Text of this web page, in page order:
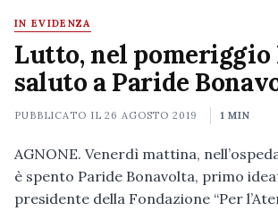
IN EVIDENZA
Lutto, nel pomeriggio
saluto a Paride
PUBBLICATO IL26 AGOSTO 2019 1 MIN
AGNONE. Venerdì mattina,
è spento Paride Bonavolta, primo
presidente della Fondazione “Per